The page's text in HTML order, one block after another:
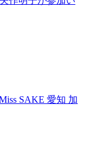
SAKE 愛知 加